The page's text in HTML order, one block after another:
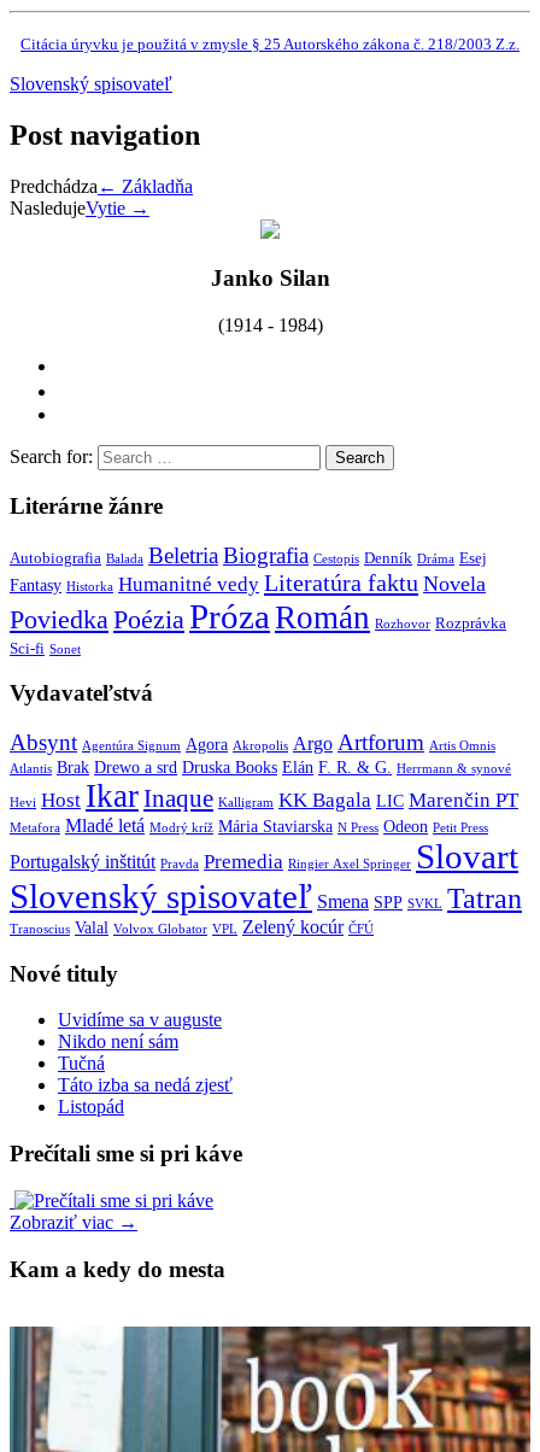
Citácia úryvku je použitá v zmysle § 25 Autorského zákona č. 218/2003 Z.z.
Slovenský spisovateľ
Post navigation
Predchádza ← Základňa
NasledujeVytie →
Janko Silan
(1914 - 1984)
Search for:
Literárne žánre
Autobiografia Balada BeletriaBiografia Cestopis Denník Dráma Esej
Fantasy Historka Humanitné vedy Literatúra faktu Novela
Poviedka Poézia Próza Román Rozhovor Rozprávka
Sci-fi Sonet
Vydavateľstvá
Absynt Agentúra Signum Agora Akropolis Argo Artforum Artis Omnis
Atlantis Brak Drewo a srd Druska Books Elán F. R. & G. Herrmann & synové
Hevi Host IkarInaque Kalligram KK Bagala LIC Marenčin PT
Metafora Mladé letá Modrý kríž Mária Staviarska N Press Odeon Petit Press
Portugalský inštitút Pravda Premedia Ringier Axel Springer Slovart
Slovenský spisovateľ Smena SPP SVKL Tatran
Tranoscius Valal Volvox Globator VPL Zelený kocúr ČFÚ
Nové tituly
Uvidíme sa v auguste
Nikdo není sám
Tučná
Táto izba sa nedá zjesť
Listopád
Prečítali sme si pri káve
Zobraziť viac →
Kam a kedy do mesta